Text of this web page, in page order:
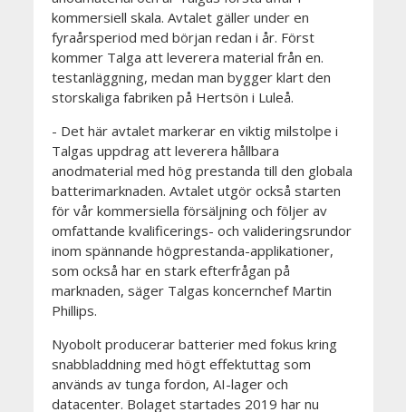
kommersiell skala. Avtalet gäller under en
fyraårsperiod med början redan i år. Först
kommer Talga att leverera material från en.
testanläggning, medan man bygger klart den
storskaliga fabriken på Hertsön i Luleå.
- Det här avtalet markerar en viktig milstolpe i
Talgas uppdrag att leverera hållbara
anodmaterial med hög prestanda till den globala
batterimarknaden. Avtalet utgör också starten
för vår kommersiella försäljning och följer av
omfattande kvalificerings- och valideringsrundor
inom spännande högprestanda-applikationer,
som också har en stark efterfrågan på
marknaden, säger Talgas koncernchef Martin
Phillips.
Nyobolt producerar batterier med fokus kring
snabbladdning med högt effektuttag som
används av tunga fordon, AI-lager och
datacenter. Bolaget startades 2019 har nu